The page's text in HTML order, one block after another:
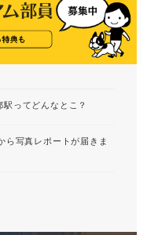
ってどんなとこ？
ら写真レポートが届きま